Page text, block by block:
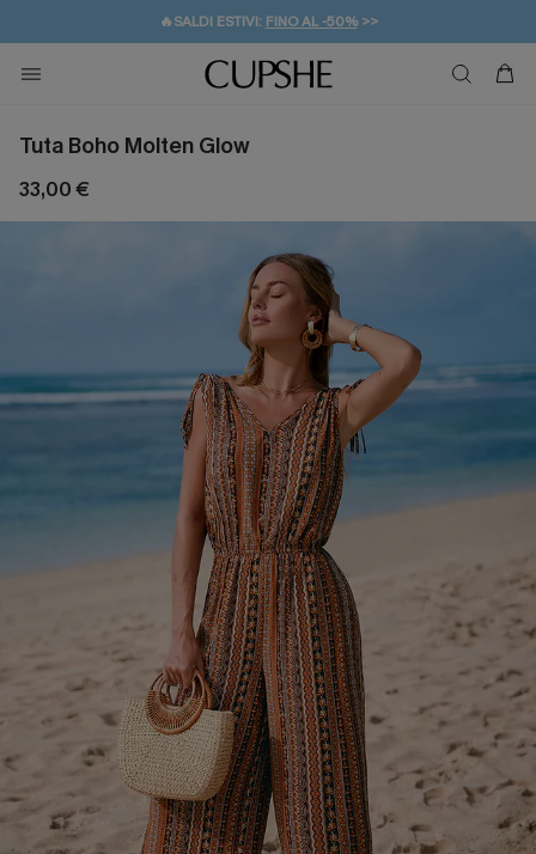
🔥SALDI ESTIVI: FINO AL -50%>>
🚚SPEDIZIONE GRATUITA DA 49€
💌REGALO PER I NUOVI: 20% DI SCONTO*
Tuta Boho Molten Glow
33,00 €